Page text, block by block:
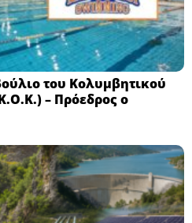
του Κολυμβητικού
– Πρόεδρος ο